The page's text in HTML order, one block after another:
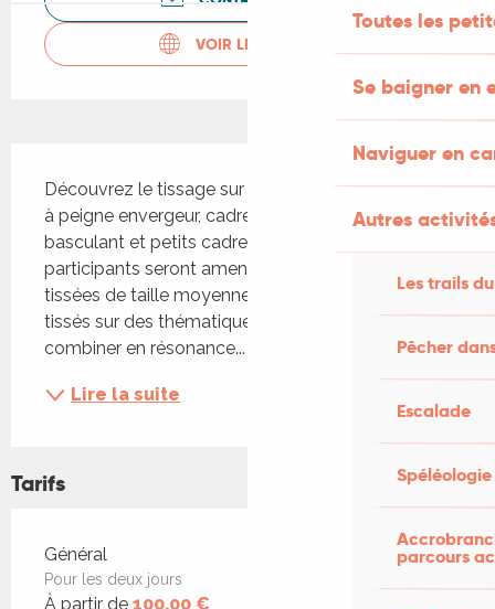
Toutes les
Se baigner en
Naviguer en
Autres
Les trails
Pêcher
Escalade
Spéléologie
parcours
VOIR LES SITES WEB
Découvrez le tissage sur métiers à tisser de table
à peigne envergeur, cadres à tisser à peigne
basculant et petits cadres à tisser. Les
participants seront amenés à fabriquer des pièces
tissées de taille moyenne et des mini textiles
tissés sur des thématiques au choix ou à
combiner en résonance...
Lire la suite
Tarifs
Tarifs 2026
Général
Pour les deux jours
À partir de 100,00 €